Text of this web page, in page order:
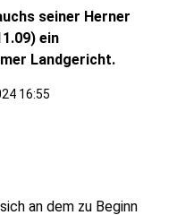
seiner Herner
ein
Landgericht.
16:55
an dem zu Beginn